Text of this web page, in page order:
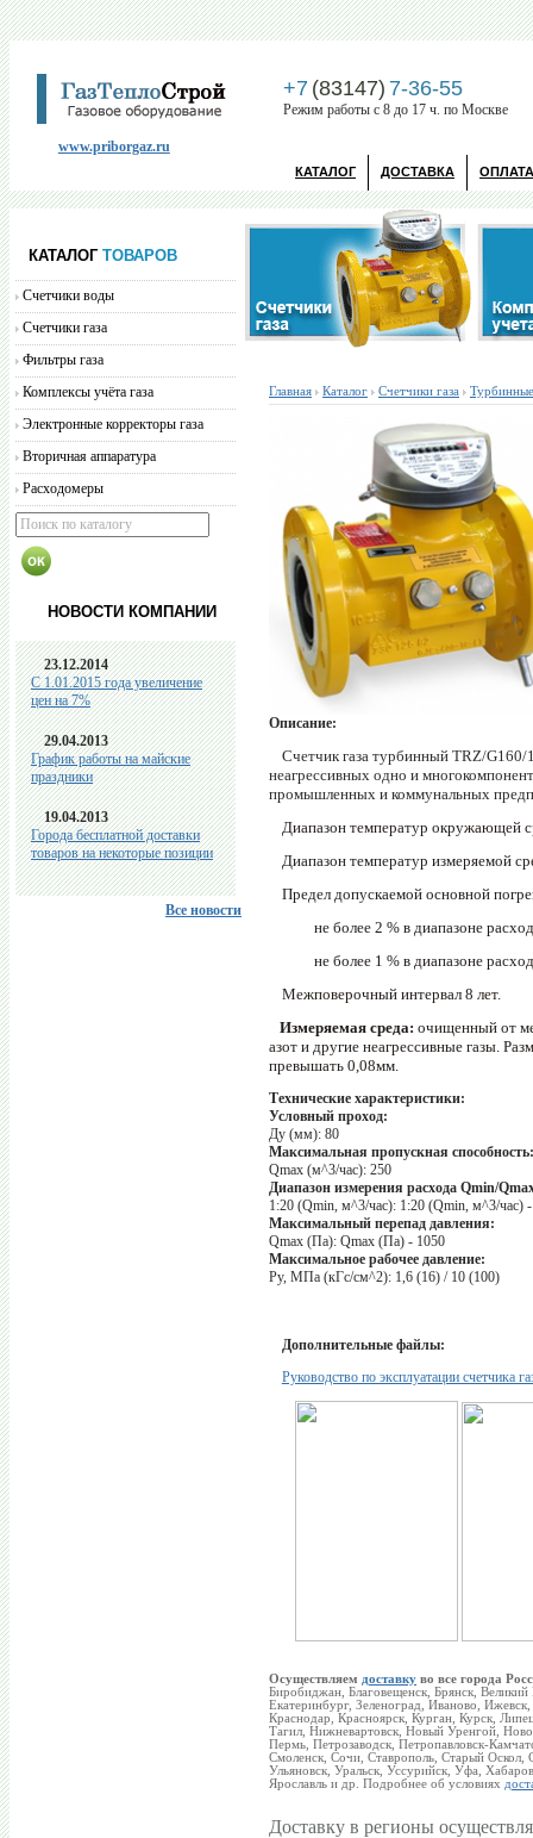
www.priborgaz.ru
+7 (83147) 7-36-55
Режим работы с 8 до 17 ч. по Москве
КАТАЛОГ ДОСТАВКА ОПЛАТА
КАТАЛОГТОВАРОВ
Счетчики воды
Счетчики газа
Фильтры газа
Комплексы учёта газа
Электронные корректоры газа
Вторичная аппаратура
Расходомеры
НОВОСТИ КОМПАНИИ
23.12.2014
C 1.01.2015 года увеличение
цен на 7%
29.04.2013
График работы на майские
праздники
19.04.2013
Города бесплатной доставки
товаров на некоторые позиции
Все новости
Главная Каталог Счетчики газа
Описание:
Счетчик газа турбинный TRZ/
неагрессивных одно и
промышленных и коммунальных
Диапазон температур окружающей
Диапазон температур измеряемой
Предел допускаемой основной
не более 2 % в диапазоне
не более 1 % в диапазоне
Межповерочный интервал 8 лет.
Измеряемая среда: очищенный от
азот и другие неагрессивные газы.
превышать 0,08мм.
Технические характеристики:
Условный проход:
Ду (мм): 80
Максимальная пропускная способность:
Qmax (м^3/час): 250
Диапазон измерения расхода Qmin/
1:20 (Qmin, м^3/час): 1:20 (Qmin, м^3/час)
Максимальный перепад давления:
Qmax (Па): Qmax (Па) - 1050
Максимальное рабочее давление:
Py, МПа (кГс/см^2): 1,6 (16) / 10 (100)
Дополнительные файлы:
Руководство по эксплуатации счетчика
Осуществляем доставку во все города
Биробиджан, Благовещенск, Брянск,
Екатеринбург, Зеленоград, Иваново,
Краснодар, Красноярск, Курган, Курск,
Тагил, Нижневартовск, Новый Уренгой,
Пермь, Петрозаводск, Петропавловск-
Смоленск, Сочи, Ставрополь, Старый Оскол,
Ульяновск, Уральск, Уссурийск, Уфа,
Ярославль и др. Подробнее об условиях
Доставку в регионы